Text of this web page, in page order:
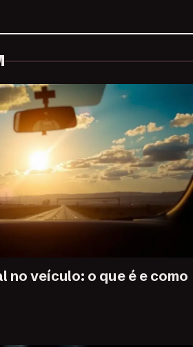
veículo: o que é e como